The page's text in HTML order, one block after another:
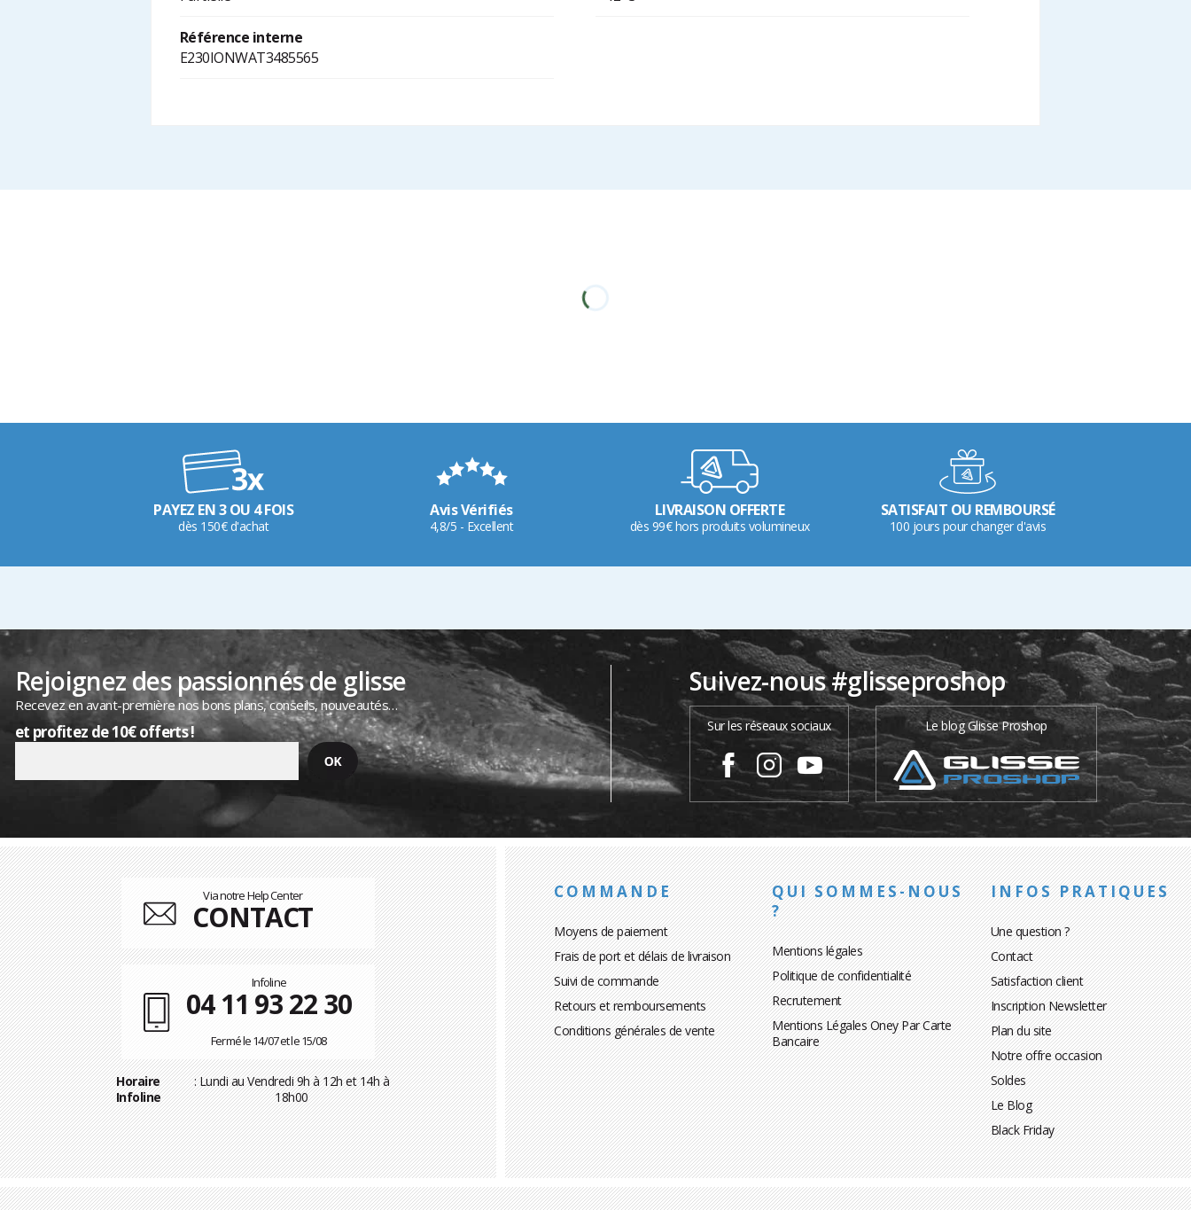
Référence interne
E230IONWAT3485565
PAYEZ EN 3 OU 4 FOIS
dès 150€ d'achat
Avis Vérifiés
4,8/5 - Excellent
LIVRAISON OFFERTE
dès 99€ hors produits volumineux
SATISFAIT OU REMBOURSÉ
100 jours pour changer d'avis
Rejoignez des passionnés de glisse
Recevez en avant-première nos bons plans, conseils, nouveautés…
et profitez de 10€ offerts !
Suivez-nous #glisseproshop
Sur les réseaux sociaux Le blog Glisse Proshop
Via notre Help Center
CONTACT
Infoline
04 11 93 22 30
Fermé le 14/07 et le 15/08
Horaire
Infoline
: Lundi au Vendredi 9h à 12h et 14h à
18h00
COMMANDE
Moyens de paiement
Frais de port et délais de livraison
Suivi de commande
Retours et remboursements
Conditions générales de vente
QUI SOMMES-NOUS
?
Mentions légales
Politique de confidentialité
Recrutement
Mentions Légales Oney Par Carte
Bancaire
INFOS PRATIQUES
Une question ?
Contact
Satisfaction client
Inscription Newsletter
Plan du site
Notre offre occasion
Soldes
Le Blog
Black Friday